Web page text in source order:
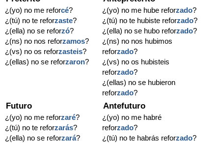
¿(yo) no me reforcé?
¿(tú) no te reforzaste?
¿(ella) no se reforzó?
¿(ns) no nos reforzamos?
¿(vs) no os reforzasteis?
¿(ellas) no se reforzaron?
¿(yo) no me hube reforzado?
¿(tú) no te hubiste reforzado?
¿(ella) no se hubo reforzado?
¿(ns) no nos hubimos
reforzado?
¿(vs) no os hubisteis
reforzado?
¿(ellas) no se hubieron
reforzado?
Futuro
¿(yo) no me reforzaré?
¿(tú) no te reforzarás?
¿(ella) no se reforzará?
Antefuturo
¿(yo) no me habré
reforzado?
¿(tú) no te habrás reforzado?